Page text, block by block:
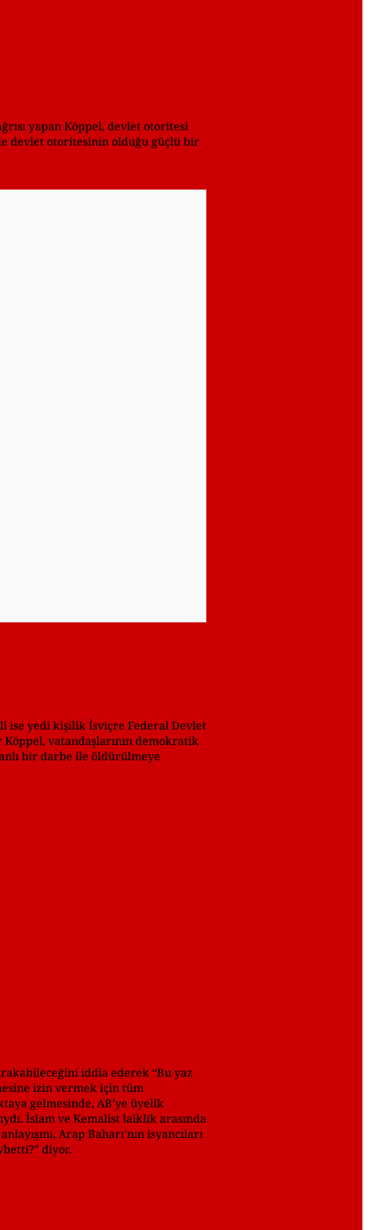
yapan Köppel, devlet otoritesi
devlet otoritesinin olduğu güçlü bir
ise yedi kişilik İsviçre Federal Devlet
vatandaşlarının demokratik
bir darbe ile öldürülmeye
iddia ederek “Bu yaz
izin vermek için tüm
gelmesinde, AB'ye üyelik
İslam ve Kemalist laiklik arasında
Arap Baharı'nın isyancıları
diyor.